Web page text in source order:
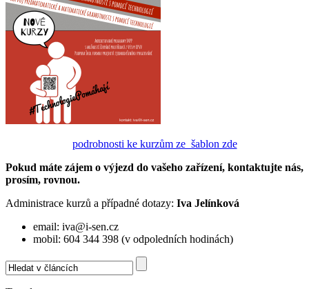
podrobnosti ke kurzům ze šablon zde
Pokud máte zájem o výjezd do vašeho zařízení, kontaktujte nás,
prosím, rovnou.
Administrace kurzů a případné dotazy: Iva Jelínková
email: iva@i-sen.cz
mobil: 604 344 398 (v odpoledních hodinách)